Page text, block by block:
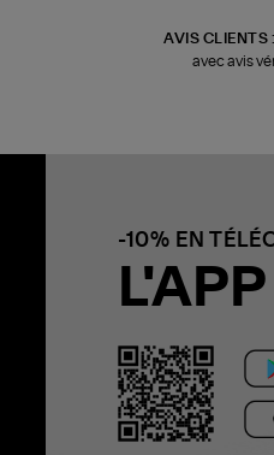
AVIS
avec avis
-10% EN